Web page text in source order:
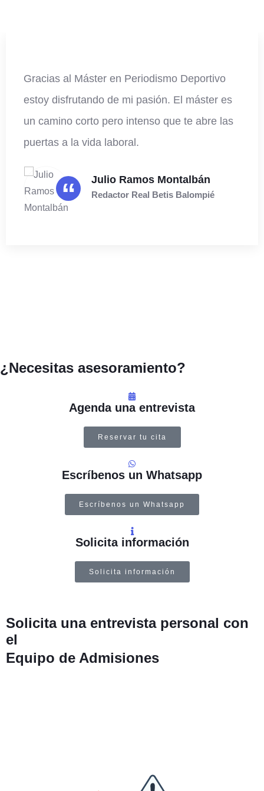
Gracias al Máster en Periodismo Deportivo
estoy disfrutando de mi pasión. El máster es
un camino corto pero intenso que te abre las
puertas a la vida laboral.
“ Julio Ramos Montalbán
Redactor Real Betis Balompié
¿Necesitas asesoramiento?
Agenda una entrevista
Reservar tu cita
Escríbenos un Whatsapp
Escríbenos un Whatsapp
Solicita información
Solicita información
Solicita una entrevista personal con
el
Equipo de Admisiones